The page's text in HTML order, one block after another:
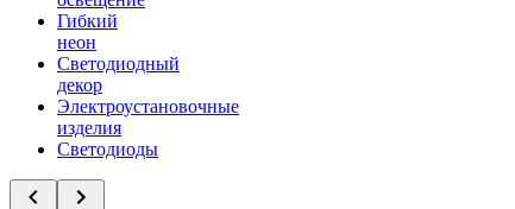
Гибкий
неон
Светодиодный
декор
Электроустановочные
изделия
Светодиоды